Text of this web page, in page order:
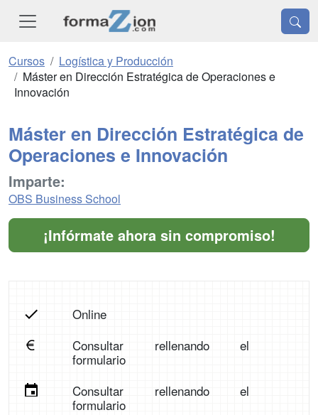
Cursos
Logística y Producción
Máster en Dirección Estratégica de Operaciones e
Innovación
Máster en Dirección Estratégica de
Operaciones e Innovación
Imparte:
OBS Business School
¡Infórmate ahora sin compromiso!
Online
Consultar rellenando el
formulario
Consultar rellenando el
formulario